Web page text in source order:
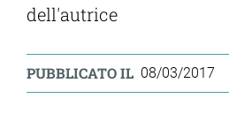
dell'autrice
PUBBLICATO IL 08/03/2017